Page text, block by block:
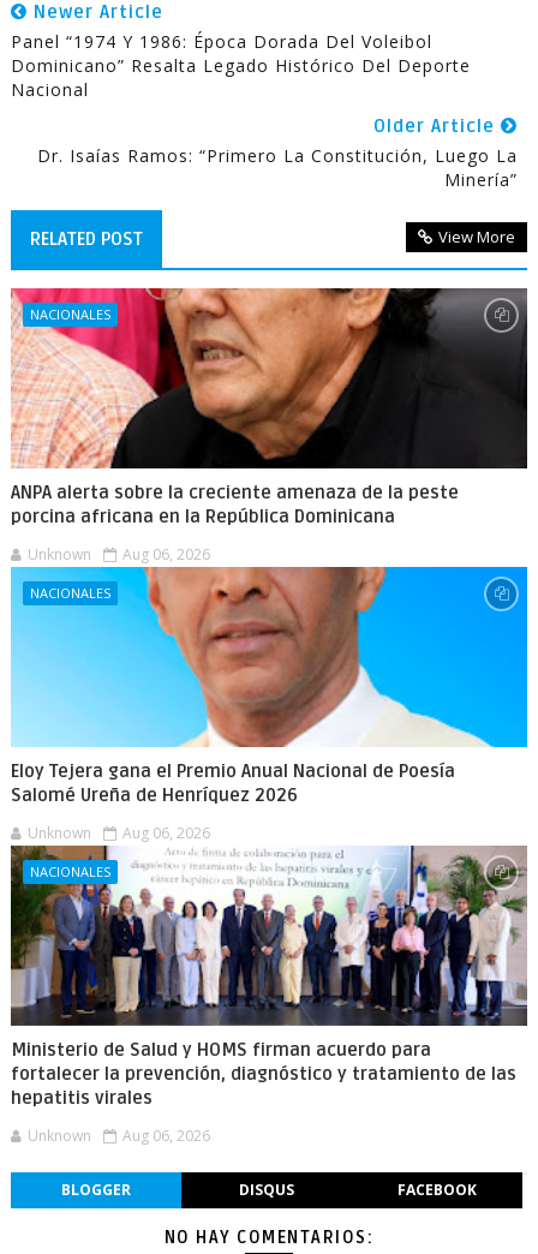
Newer Article
Panel “1974 Y 1986: Época Dorada Del Voleibol
Dominicano” Resalta Legado Histórico Del Deporte
Nacional
Older Article
Dr. Isaías Ramos: “Primero La Constitución, Luego La
Minería”
RELATED POST View More
NACIONALES
ANPA alerta sobre la creciente amenaza de la peste
porcina africana en la República Dominicana
Unknown Aug 06, 2026
NACIONALES
Eloy Tejera gana el Premio Anual Nacional de Poesía
Salomé Ureña de Henríquez 2026
Unknown Aug 06, 2026
NACIONALES
Ministerio de Salud y HOMS firman acuerdo para
fortalecer la prevención, diagnóstico y tratamiento de las
hepatitis virales
Unknown Aug 06, 2026
BLOGGER DISQUS FACEBOOK
NO HAY COMENTARIOS: